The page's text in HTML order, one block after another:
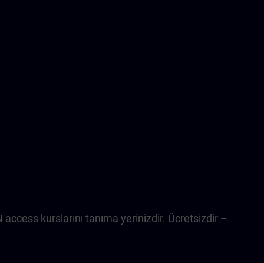
kurslarını tanıma yerinizdir. Ücretsizdir –